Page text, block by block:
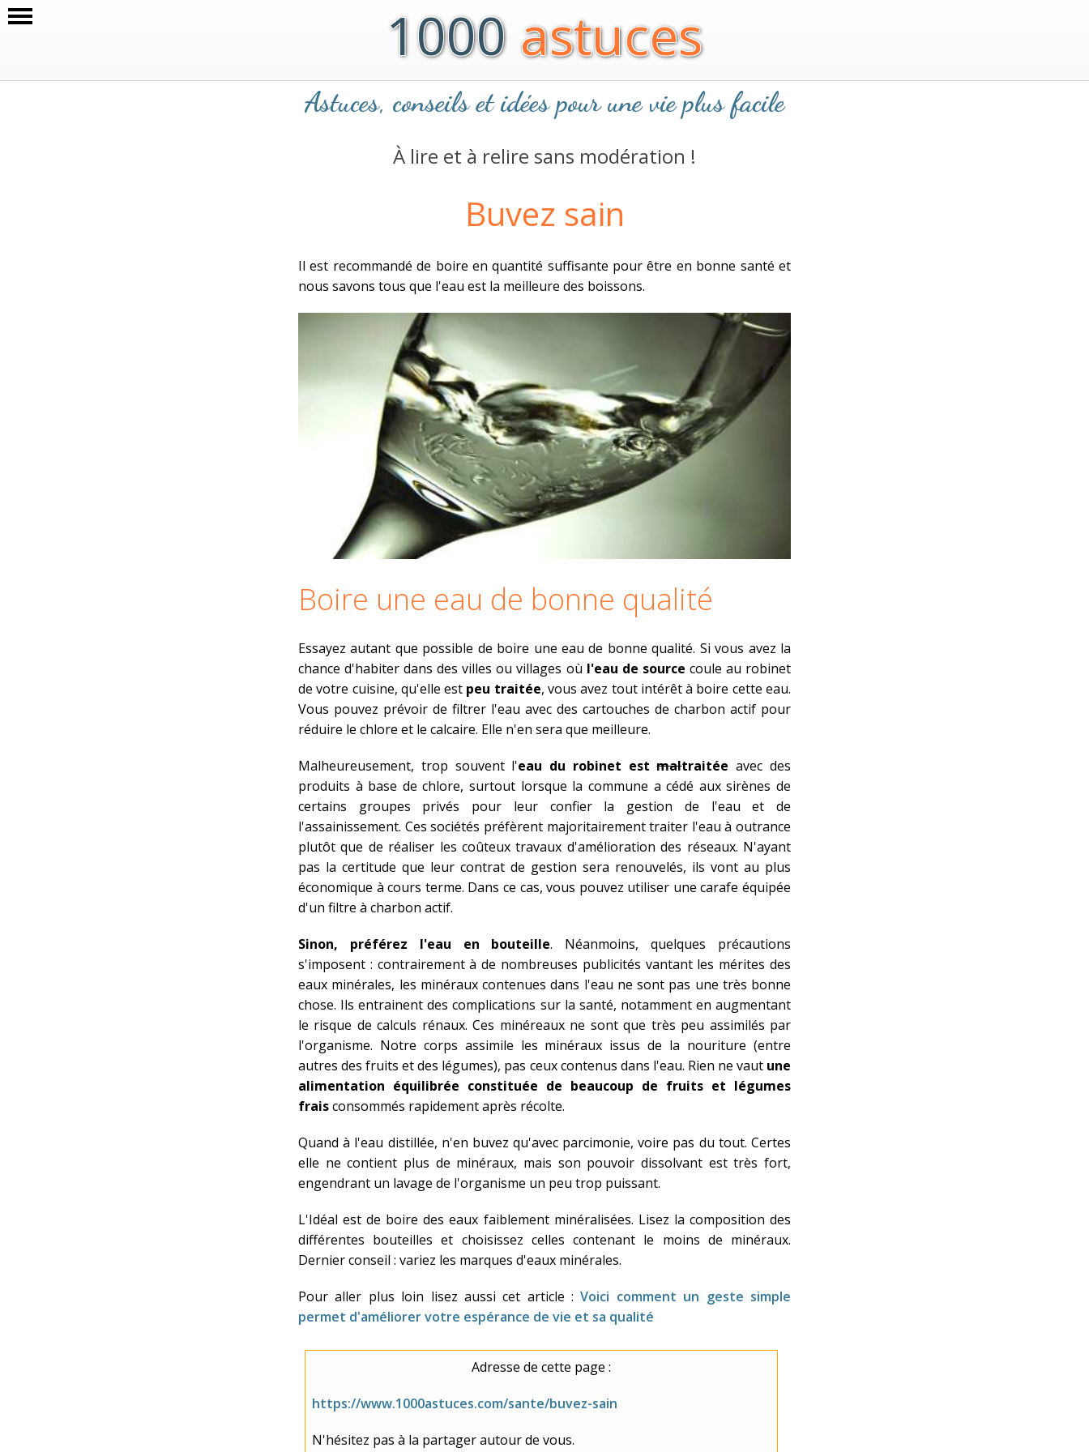
1000 astuces
Astuces, conseils et idées pour une vie plus facile
À lire et à relire sans modération !
Buvez sain
Il est recommandé de boire en quantité suffisante pour être en bonne santé et
nous savons tous que l'eau est la meilleure des boissons.
Boire une eau de bonne qualité
Essayez autant que possible de boire une eau de bonne qualité. Si vous avez la
chance d'habiter dans des villes ou villages où l'eau de source coule au robinet
de votre cuisine, qu'elle est peu traitée, vous avez tout intérêt à boire cette eau.
Vous pouvez prévoir de filtrer l'eau avec des cartouches de charbon actif pour
réduire le chlore et le calcaire. Elle n'en sera que meilleure.
Malheureusement, trop souvent l'eau du robinet estmaltraitée avec des
produits à base de chlore, surtout lorsque la commune a cédé aux sirènes de
certains groupes privés pour leur confier la gestion de l'eau et de
l'assainissement. Ces sociétés préfèrent majoritairement traiter l'eau à outrance
plutôt que de réaliser les coûteux travaux d'amélioration des réseaux. N'ayant
pas la certitude que leur contrat de gestion sera renouvelés, ils vont au plus
économique à cours terme. Dans ce cas, vous pouvez utiliser une carafe équipée
d'un filtre à charbon actif.
Sinon, préférez l'eau en bouteille. Néanmoins, quelques précautions
s'imposent : contrairement à de nombreuses publicités vantant les mérites des
eaux minérales, les minéraux contenues dans l'eau ne sont pas une très bonne
chose. Ils entrainent des complications sur la santé, notamment en augmentant
le risque de calculs rénaux. Ces minéreaux ne sont que très peu assimilés par
l'organisme. Notre corps assimile les minéraux issus de la nouriture (entre
autres des fruits et des légumes), pas ceux contenus dans l'eau. Rien ne vaut une
alimentation équilibrée constituée de beaucoup de fruits et légumes
fraisconsommés rapidement après récolte.
Quand à l'eau distillée, n'en buvez qu'avec parcimonie, voire pas du tout. Certes
elle ne contient plus de minéraux, mais son pouvoir dissolvant est très fort,
engendrant un lavage de l'organisme un peu trop puissant.
L'Idéal est de boire des eaux faiblement minéralisées. Lisez la composition des
différentes bouteilles et choisissez celles contenant le moins de minéraux.
Dernier conseil : variez les marques d'eaux minérales.
Pour aller plus loin lisez aussi cet article :Voici comment un geste simple
permet d'améliorer votre espérance de vie et sa qualité
Adresse de cette page :
https://www.1000astuces.com/sante/buvez-sain
N'hésitez pas à la partager autour de vous.